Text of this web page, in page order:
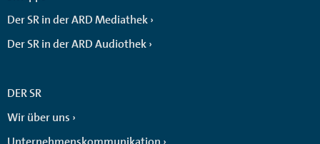
Der SR in der ARD Mediathek
Der SR in der ARD Audiothek
DER SR
Wir über uns